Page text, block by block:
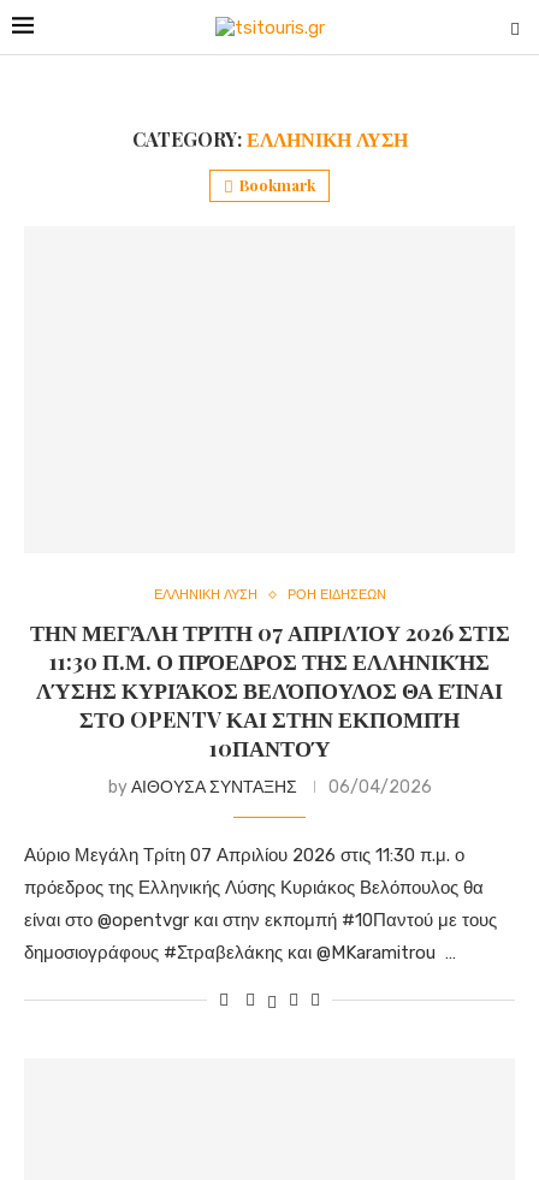
CATEGORY: ΕΛΛΗΝΙΚΗ ΛΥΣΗ
Bookmark
ΕΛΛΗΝΙΚΗ ΛΥΣΗ ΡΟΗ ΕΙΔΗΣΕΩΝ
ΤΗΝ ΜΕΓΆΛΗ ΤΡΊΤΗ 07 ΑΠΡΙΛΊΟΥ 2026 ΣΤΙΣ
11:30 Π.Μ. Ο ΠΡΌΕΔΡΟΣ ΤΗΣ ΕΛΛΗΝΙΚΉΣ
ΛΎΣΗΣ ΚΥΡΙΆΚΟΣ ΒΕΛΌΠΟΥΛΟΣ ΘΑ ΕΊΝΑΙ
ΣΤΟ OPENTV ΚΑΙ ΣΤΗΝ ΕΚΠΟΜΠΉ
10ΠΑΝΤΟΎ
byΑΙΘΟΥΣΑ ΣΥΝΤΑΞΗΣ 06/04/2026
Αύριο Μεγάλη Τρίτη 07 Απριλίου 2026 στις 11:30 π.μ. ο
πρόεδρος της Ελληνικής Λύσης Κυριάκος Βελόπουλος θα
είναι στο @opentvgr και στην εκπομπή #10Παντού με τους
δημοσιογράφους #Στραβελάκης και @MKaramitrou …